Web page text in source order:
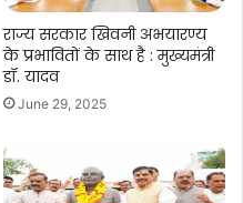
राज्य सरकार खिवनी अभयारण्य
के प्रभावितों के साथ है : मुख्यमंत्री
डॉ. यादव
June 29, 2025